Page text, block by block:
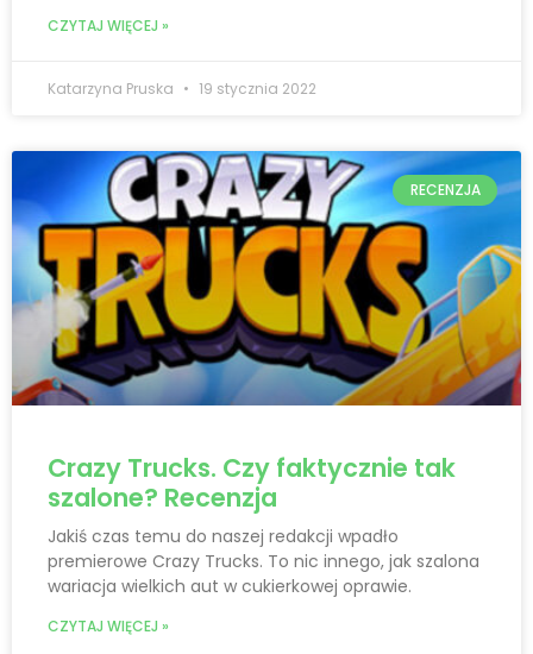
CZYTAJ WIĘCEJ »
Katarzyna Pruska 19 stycznia 2022
RECENZJA
Crazy Trucks. Czy faktycznie tak
szalone? Recenzja
Jakiś czas temu do naszej redakcji wpadło
premierowe Crazy Trucks. To nic innego, jak szalona
wariacja wielkich aut w cukierkowej oprawie.
CZYTAJ WIĘCEJ »